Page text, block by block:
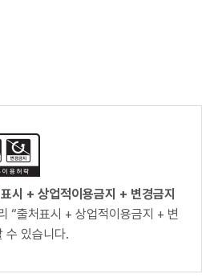
시 + 상업적이용금지 + 변경금지
“출처표시 + 상업적이용금지 + 변
수 있습니다.